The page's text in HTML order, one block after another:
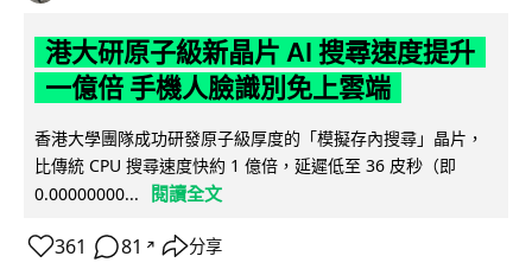
港大研原子級新晶片 AI 搜尋速度提升
一億倍 手機人臉識別免上雲端
香港大學團隊成功研發原子級厚度的「模擬存內搜尋」晶片，
比傳統 CPU 搜尋速度快約 1 億倍，延遲低至 36 皮秒（即
0.00000000...
閱讀全文
361 81 ↗ 分享